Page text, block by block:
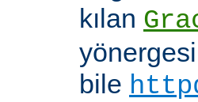
kılan
bile